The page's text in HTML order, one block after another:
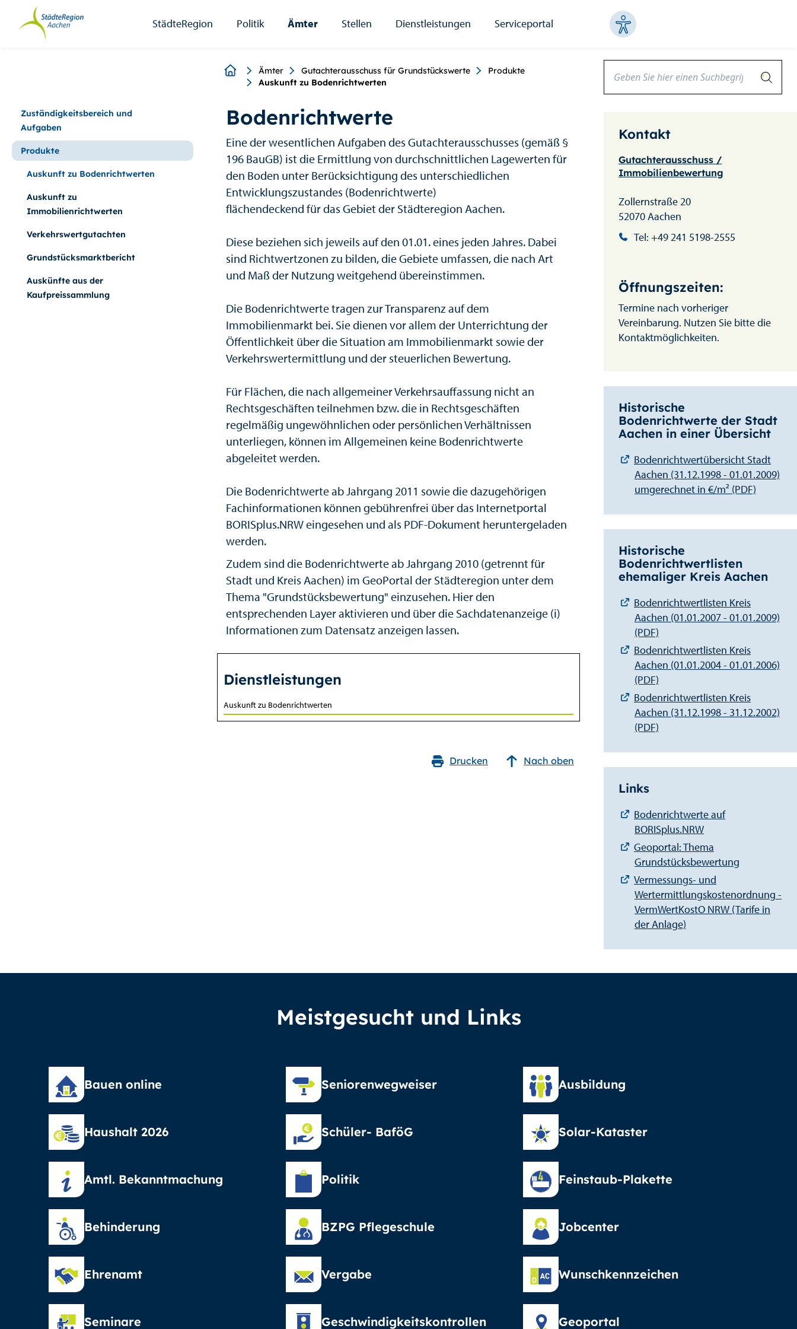
Seiteninhalt.
Hauptnavigation.
StädteRegion
StädteRegion Politik Ämter Stellen Dienstleistungen Serviceportal
Breadcrumb
Ämter Gutachterausschuss für Grundstückswerte
Produkte
Auskunft zu Bodenrichtwerten
Zuständigkeitsbereich und
Aufgaben
Produkte
Auskunft zu Bodenrichtwerten
Auskunft zu
Immobilienrichtwerten
Verkehrswertgutachten
Grundstücksmarktbericht
Auskünfte aus der
Kaufpreissammlung
Bodenrichtwerte
Eine der wesentlichen Aufgaben des Gutachterausschusses (gemäß §
196 BauGB) ist die Ermittlung von durchschnittlichen Lagewerten für
den Boden unter Berücksichtigung des unterschiedlichen
Entwicklungszustandes (Bodenrichtwerte)
flächendeckend für das Gebiet der Städteregion Aachen.
Diese beziehen sich jeweils auf den 01.01. eines jeden Jahres. Dabei
sind Richtwertzonen zu bilden, die Gebiete umfassen, die nach Art
und Maß der Nutzung weitgehend übereinstimmen.
Die Bodenrichtwerte tragen zur Transparenz auf dem
Immobilienmarkt bei. Sie dienen vor allem der Unterrichtung der
Öffentlichkeit über die Situation am Immobilienmarkt sowie der
Verkehrswertermittlung und der steuerlichen Bewertung.
Für Flächen, die nach allgemeiner Verkehrsauffassung nicht an
Rechtsgeschäften teilnehmen bzw. die in Rechtsgeschäften
regelmäßig ungewöhnlichen oder persönlichen Verhältnissen
unterliegen, können im Allgemeinen keine Bodenrichtwerte
abgeleitet werden.
Die Bodenrichtwerte ab Jahrgang 2011 sowie die dazugehörigen
Fachinformationen können gebührenfrei über das Internetportal
BORISplus.NRW eingesehen und als PDF-Dokument heruntergeladen
werden.
Zudem sind die Bodenrichtwerte ab Jahrgang 2010 (getrennt für
Stadt und Kreis Aachen) im GeoPortal der Städteregion unter dem
Thema "Grundstücksbewertung" einzusehen. Hier den
entsprechenden Layer aktivieren und über die Sachdatenanzeige (i)
Informationen zum Datensatz anzeigen lassen.
Dienstleistungen
Auskunft zu Bodenrichtwerten
Nach oben
Drucken
Kontakt
Gutachterausschuss /
Immobilienbewertung
Zollernstraße 20
52070 Aachen
Tel: +49 241 5198-2555
Öffnungszeiten:
Termine nach vorheriger
Vereinbarung. Nutzen Sie bitte die
Kontaktmöglichkeiten.
Historische
Bodenrichtwerte der Stadt
Aachen in einer Übersicht
Bodenrichtwertübersicht Stadt
Aachen (31.12.1998 - 01.01.2009)
umgerechnet in €/m² (PDF)
Historische
Bodenrichtwertlisten
ehemaliger Kreis Aachen
Bodenrichtwertlisten Kreis
Aachen (01.01.2007 - 01.01.2009)
(PDF)
Bodenrichtwertlisten Kreis
Aachen (01.01.2004 - 01.01.2006)
(PDF)
Bodenrichtwertlisten Kreis
Aachen (31.12.1998 - 31.12.2002)
(PDF)
Links
Bodenrichtwerte auf
BORISplus.NRW
Geoportal: Thema
Grundstücksbewertung
Vermessungs- und
Wertermittlungskostenordnung -
VermWertKostO NRW (Tarife in
der Anlage)
Meistgesucht und Links
Bauen online Seniorenwegweiser Ausbildung
Haushalt 2026 Schüler- BaföG Solar-Kataster
Amtl. Bekanntmachung Politik Feinstaub-Plakette
Behinderung BZPG Pflegeschule Jobcenter
Ehrenamt Vergabe Wunschkennzeichen
Seminare Geschwindigkeitskontrollen Geoportal